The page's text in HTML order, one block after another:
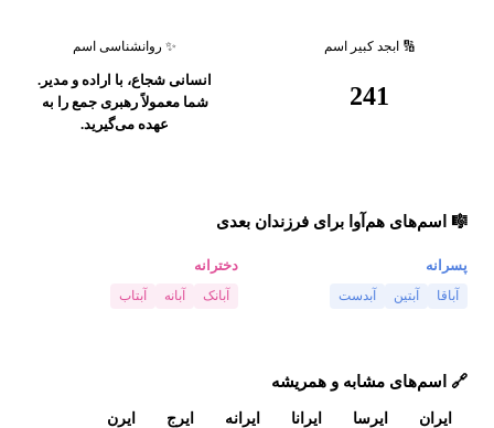
🔢 ابجد کبیر اسم
241
✨ روانشناسی اسم
انسانی شجاع، با اراده و مدیر.
شما معمولاً رهبری جمع را به
عهده می‌گیرید.
🎼 اسم‌های هم‌آوا برای فرزندان بعدی
پسرانه
آباقا آبتین آبدست
دخترانه
آبانک آبانه آبتاب
🔗 اسم‌های مشابه و همریشه
ایران ایرسا ایرانا ایرانه ایرج
ایرن